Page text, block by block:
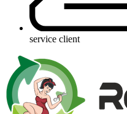
service client